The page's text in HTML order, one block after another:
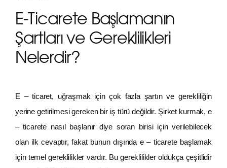
E-Ticarete Başlamanın
Şartları ve Gereklilikleri
Nelerdir?
E – ticaret, uğraşmak için çok fazla şartın ve gerekliliğin
yerine getirilmesi gereken bir iş türü değildir. Şirket kurmak, e
– ticarete nasıl başlanır diye soran birisi için verilebilecek
olan ilk cevaptır, fakat bunun dışında e – ticarete başlamak
için temel gereklilikler vardır. Bu gereklilikler oldukça çeşitlidir